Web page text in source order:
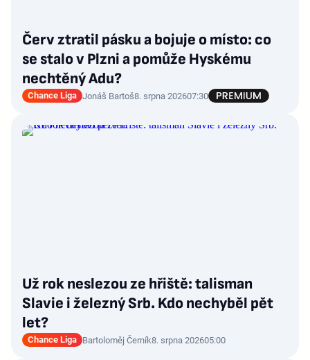
Červ ztratil pásku a bojuje o místo: co
se stalo v Plzni a pomůže Hyskému
nechtěný Adu?
Chance Liga Jonáš Bartoš8. srpna 202607:30
Už rok neslezou ze hřiště: talisman
Slavie i železný Srb. Kdo nechyběl pět
let?
Chance Liga Bartoloměj Černík8. srpna 202605:00